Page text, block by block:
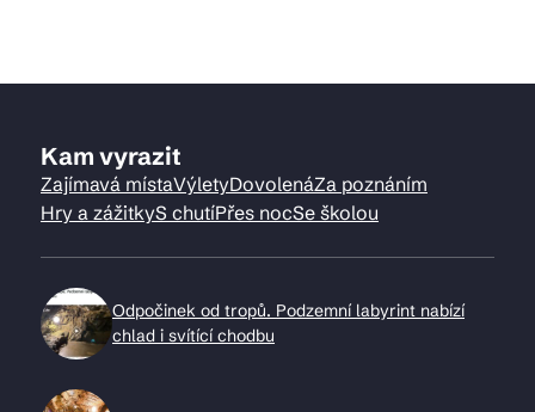
Kam vyrazit
Zajímavá místaVýletyDovolenáZa poznáním
Hry a zážitkyS chutíPřes nocSe školou
Odpočinek od tropů. Podzemní labyrint nabízí
chlad i svítící chodbu